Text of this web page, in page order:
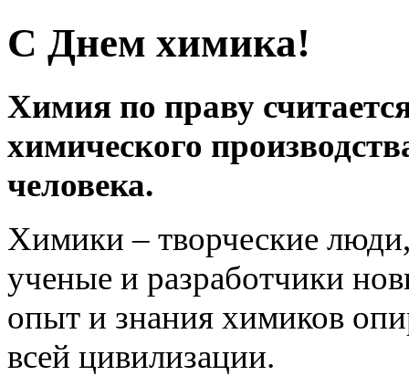
С Днем химика!
Химия по праву
химического
человека.
Химики – творческие
ученые и разработчики
опыт и знания химиков
всей цивилизации.